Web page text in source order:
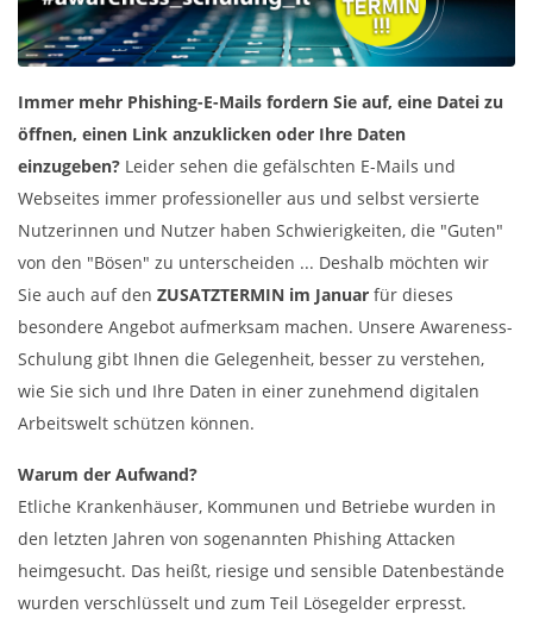
Immer mehr Phishing-E-Mails fordern Sie auf, eine Datei zu
öffnen, einen Link anzuklicken oder Ihre Daten
einzugeben? Leider sehen die gefälschten E-Mails und
Webseites immer professioneller aus und selbst versierte
Nutzerinnen und Nutzer haben Schwierigkeiten, die "Guten"
von den "Bösen" zu unterscheiden ... Deshalb möchten wir
Sie auch auf den ZUSATZTERMIN im Januar für dieses
besondere Angebot aufmerksam machen. Unsere Awareness-
Schulung gibt Ihnen die Gelegenheit, besser zu verstehen,
wie Sie sich und Ihre Daten in einer zunehmend digitalen
Arbeitswelt schützen können.
Warum der Aufwand?
Etliche Krankenhäuser, Kommunen und Betriebe wurden in
den letzten Jahren von sogenannten Phishing Attacken
heimgesucht. Das heißt, riesige und sensible Datenbestände
wurden verschlüsselt und zum Teil Lösegelder erpresst.